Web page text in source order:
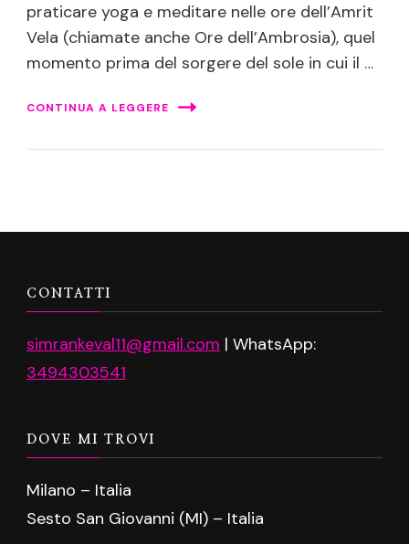
praticare yoga e meditare nelle ore dell’Amrit
Vela (chiamate anche Ore dell’Ambrosia), quel
momento prima del sorgere del sole in cui il …
CONTINUA A LEGGERE
CONTATTI
simrankeval11@gmail.com | WhatsApp:
3494303541
DOVE MI TROVI
Milano – Italia
Sesto San Giovanni (MI) – Italia